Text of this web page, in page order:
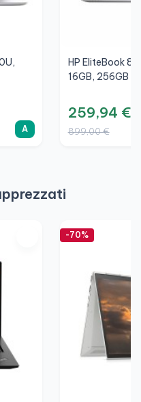
A
HP EliteBook
16GB, 256GB
259,94 €
899,00 €
-70%